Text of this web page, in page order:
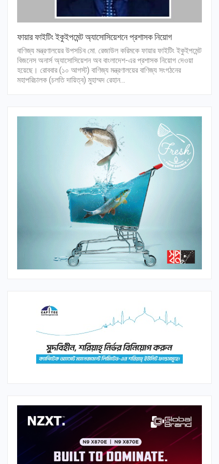
ফায়ার ফাইটিং ইকুইপমেন্ট অ্যাসোসিয়েশনে প্রশাসক নিয়োগ
বাণিজ্য মন্ত্রণালয়ের উপসচিব মো. রেজাউল করিমকে ফায়ার ফাইটিং ইকুইপমেন্ট
বিজনেস অনার্স অ্যাসোসিয়েশন অব বাংলাদেশ-এর প্রশাসক নিয়োগ দেওয়া
হয়েছে। রোববার (১০ আগস্ট) বাণিজ্য মন্ত্রণালয়ের বাণিজ্য সংগঠনের
মহাপরিচালক (চলতি দায়িত্ব) মুহাম্মদ রেহান…